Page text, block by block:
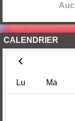
CALENDRIER
Lu Ma